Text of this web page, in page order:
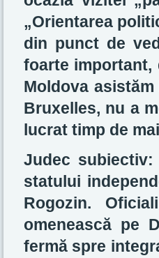
„Orientarea
din punct de
foarte important,
Moldova
Bruxelles, nu a
lucrat timp de
Judec
statului
Rogozin.
omenească pe
fermă spre